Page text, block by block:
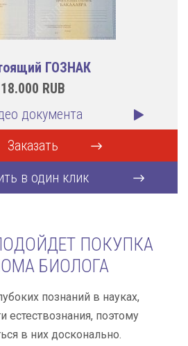
ГОЗНАК
18.000 RUB
документа
Заказать
в один клик
ПОКУПКА
БИОЛОГА
познаний в науках,
естествознания, поэтому
в них досконально.